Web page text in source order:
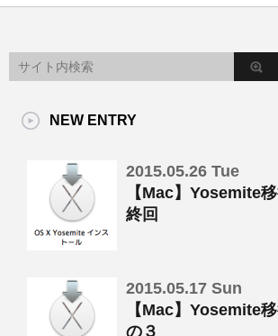
NEW ENTRY
2015.05.26 Tue
【Mac】Yosemite
終回
2015.05.17 Sun
【Mac】Yosemite
の３